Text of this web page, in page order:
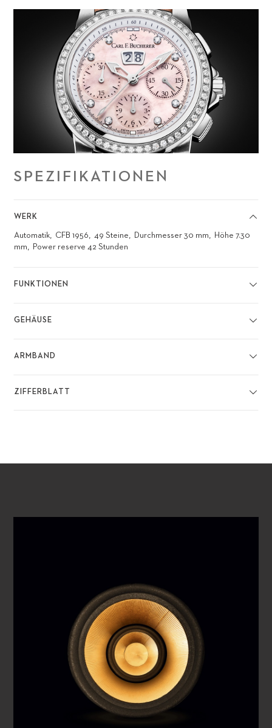
SPEZIFIKATIONEN
WERK
Automatik CFB 1956 49 Steine Durchmesser 30 mm
Höhe 7.30
mm
Power reserve 42 Stunden
FUNKTIONEN
GEHÄUSE
ARMBAND
ZIFFERBLATT